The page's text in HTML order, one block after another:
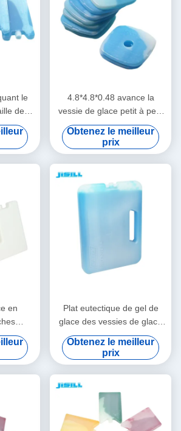
le
de
de
4.8*4.8*0.48 avance la
vessie de glace petit à petit
de pingouin refroidissant des
certificats de SAP Liquild
CPSIA
Obtenez le meilleur
prix
en
frais
Plat eutectique de gel de
glace des vessies de glace
des enfants professionnels
pour refroidir CPSIA
énuméré
Obtenez le meilleur
prix